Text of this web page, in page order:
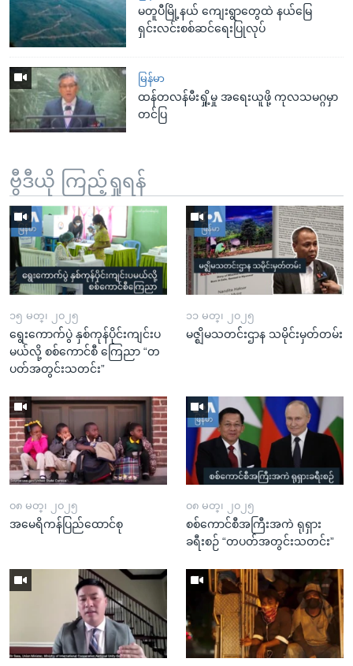
မတူပီမြို့နယ် ကျေးရွာတွေထဲ နယ်မြေ
ရှင်းလင်းစစ်ဆင်ရေးပြုလုပ်
မြန်မာ
ထန်တလန်မီးရှို့မှု အရေးယူဖို့ ကုလသမဂ္ဂမှာ
တင်ပြ
ဗွီဒီယို ကြည့်ရှုရန်
၁၅ မတ္၊ ၂၀၂၅
ရွေးကောက်ပွဲ နှစ်ကုန်ပိုင်းကျင်းပ
မယ်လို့ စစ်ကောင်စီ ကြေညာ “တ
ပတ်အတွင်းသတင်း”
၁၁ မတ္၊ ၂၀၂၅
မဇ္ဈိမသတင်းဌာန သမိုင်းမှတ်တမ်း
၀၈ မတ္၊ ၂၀၂၅
အမေရိကန်ပြည်ထောင်စု
၀၈ မတ္၊ ၂၀၂၅
စစ်ကောင်စီအကြီးအကဲ ရုရှား
ခရီးစဉ် “တပတ်အတွင်းသတင်း”